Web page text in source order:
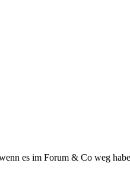
es im Forum & Co weg